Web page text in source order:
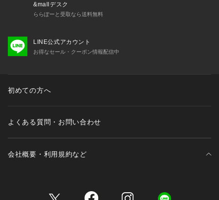
&mallデスク
ららぽーと受取なら送料無料
LINE公式アカウント
お得なセール・クーポン情報配信中
初めての方へ
よくある質問・お問い合わせ
会社概要・利用規約など